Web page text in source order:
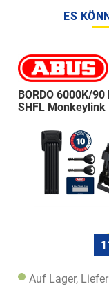
ES
BORDO 6000K/
SHFL Monkeylink
Auf Lager,